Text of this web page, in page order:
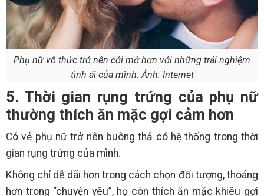
Phụ nữ vô thức trở nên cởi mở hơn với những trải nghiệm
tình ái của mình. Ảnh: Internet
5. Thời gian rụng trứng của phụ nữ
thường thích ăn mặc gợi cảm hơn
Có vẻ phụ nữ trở nên buông thả có hệ thống trong thời
gian rụng trứng của mình.
Không chỉ dễ dãi hơn trong cách chọn đối tượng, thoáng
hơn trong “chuyện yêu”, họ còn thích ăn mặc khiêu gợi